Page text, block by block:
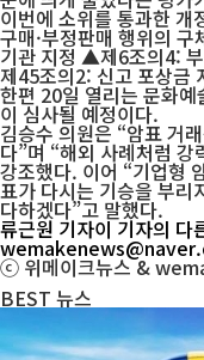
이번에 소위를 통과한
구매·부정판매 행위의
기관 지정 ▲제6조의4:
제45조의2: 신고 포상금
한편 20일 열리는 문화
이 심사될 예정이다.
김승수 의원은 “암표 거
다”며 “해외 사례처럼
강조했다. 이어 “기업형
표가 다시는 기승을 부리
다하겠다”고 말했다.
류근원 기자이 기자의 다
ⓒ 위메이크뉴스 &
BEST 뉴스